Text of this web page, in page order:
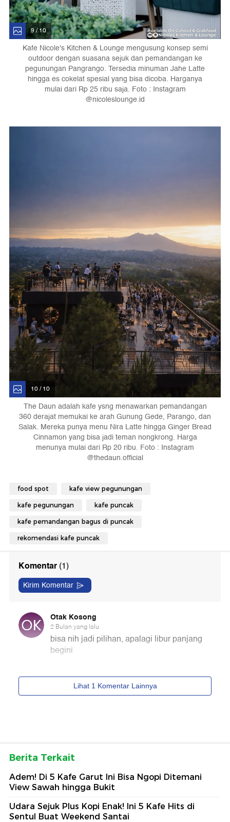
9 / 10
Kafe Nicole's Kitchen & Lounge mengusung konsep semi
outdoor dengan suasana sejuk dan pemandangan ke
pegunungan Pangrango. Tersedia minuman Jahe Latte
hingga es cokelat spesial yang bisa dicoba. Harganya
mulai dari Rp 25 ribu saja. Foto : Instagram
@nicoleslounge.id
10 / 10
The Daun adalah kafe ysng menawarkan pemandangan
360 derajat memukai ke arah Gunung Gede, Parango, dan
Salak. Mereka punya menu Nira Latte hingga Ginger Bread
Cinnamon yang bisa jadi teman nongkrong. Harga
menunya mulai dari Rp 20 ribu. Foto : Instagram
@thedaun.official
food spot kafe view pegunungan
kafe pegunungan kafe puncak
kafe pemandangan bagus di puncak
rekomendasi kafe puncak
Berita Terkait
Adem! Di 5 Kafe Garut Ini Bisa Ngopi Ditemani
View Sawah hingga Bukit
Udara Sejuk Plus Kopi Enak! Ini 5 Kafe Hits di
Sentul Buat Weekend Santai